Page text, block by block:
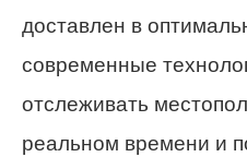
доставлен в
современные
отслеживать
реальном времени и